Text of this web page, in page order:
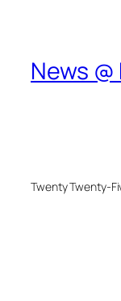
News
Twenty Twenty-